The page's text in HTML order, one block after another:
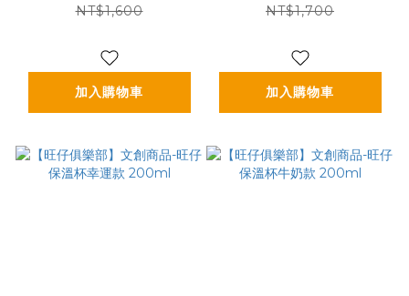
粉紅)附精美盒子
NT$1,600
加入購物車
精美盒子/手提袋，多
NT$1,700
加入購物車